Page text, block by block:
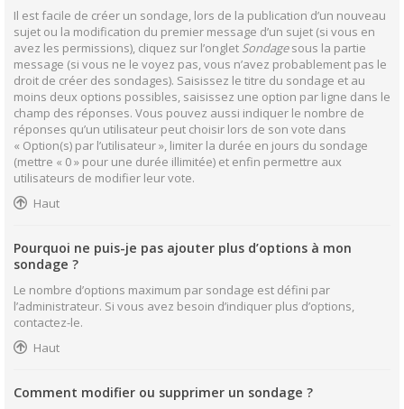
Il est facile de créer un sondage, lors de la publication d’un nouveau
sujet ou la modification du premier message d’un sujet (si vous en
avez les permissions), cliquez sur l’onglet Sondagesous la partie
message (si vous ne le voyez pas, vous n’avez probablement pas le
droit de créer des sondages). Saisissez le titre du sondage et au
moins deux options possibles, saisissez une option par ligne dans le
champ des réponses. Vous pouvez aussi indiquer le nombre de
réponses qu’un utilisateur peut choisir lors de son vote dans
« Option(s) par l’utilisateur », limiter la durée en jours du sondage
(mettre « 0 » pour une durée illimitée) et enfin permettre aux
utilisateurs de modifier leur vote.
Haut
Pourquoi ne puis-je pas ajouter plus d’options à mon
sondage ?
Le nombre d’options maximum par sondage est défini par
l’administrateur. Si vous avez besoin d’indiquer plus d’options,
contactez-le.
Haut
Comment modifier ou supprimer un sondage ?